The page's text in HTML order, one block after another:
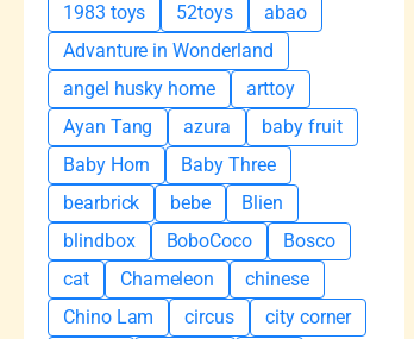
1983 toys 52toys
abao
Advanture in Wonderland
angel husky home
arttoy
Ayan Tang
azura
baby fruit
Baby Horn
Baby Three
bearbrick
bebe
Blien
blindbox
BoboCoco
Bosco
cat
Chameleon
chinese
Chino Lam
circus
city corner